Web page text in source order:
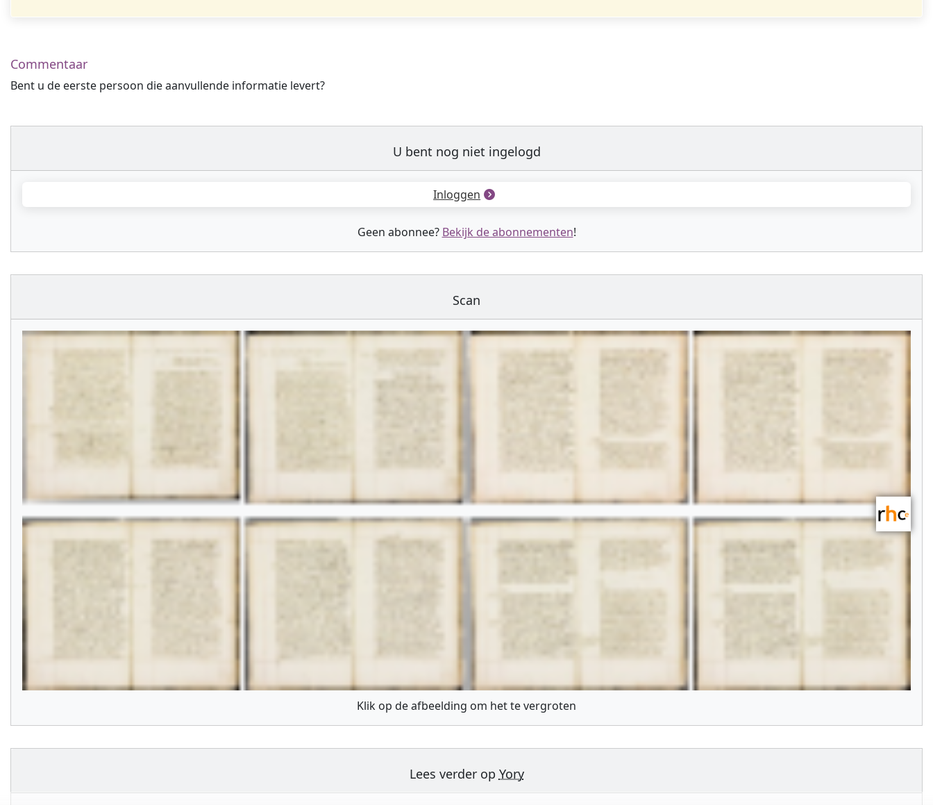
Commentaar
Bent u de eerste persoon die aanvullende informatie levert?
U bent nog niet ingelogd
Inloggen
Geen abonnee? Bekijk de abonnementen!
Scan
Klik op de afbeelding om het te vergroten
Lees verder op Yory